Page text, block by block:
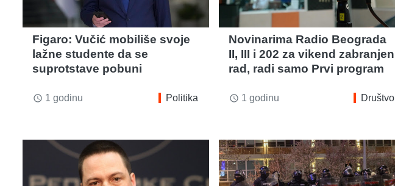
Figaro: Vučić mobiliše svoje
lažne studente da se
suprotstave pobuni
access_time 1 godinu Politika
Novinarima Radio Beograda
II, III i 202 za vikend zabranjen
rad, radi samo Prvi program
access_time 1 godinu Društvo